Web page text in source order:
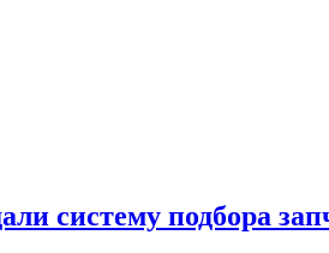
систему подбора